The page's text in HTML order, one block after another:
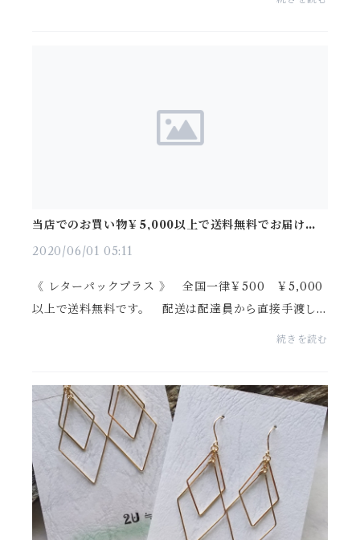
当店でのお買い物￥5,000以上で送料無料でお届けい
2020/06/01 05:11
《 レターパックプラス 》 全国一律￥500 ￥5,000
以上で送料無料です。 配送は配達員から直接手渡し
で受け取れますので安心です。 発送後も安心の「追
続きを読む